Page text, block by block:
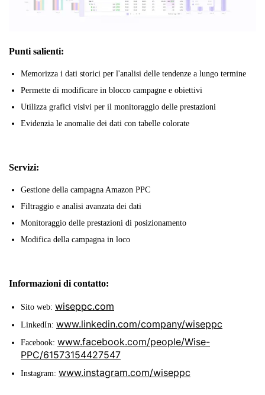
Punti salienti:
Memorizza i dati storici per l'analisi delle tendenze a lungo termine
Permette di modificare in blocco campagne e obiettivi
Utilizza grafici visivi per il monitoraggio delle prestazioni
Evidenzia le anomalie dei dati con tabelle colorate
Servizi:
Gestione della campagna Amazon PPC
Filtraggio e analisi avanzata dei dati
Monitoraggio delle prestazioni di posizionamento
Modifica della campagna in loco
Informazioni di contatto:
Sito web: wiseppc.com
LinkedIn: www.linkedin.com/company/wiseppc
Facebook: www.facebook.com/people/Wise-
PPC/61573154427547
Instagram: www.instagram.com/wiseppc